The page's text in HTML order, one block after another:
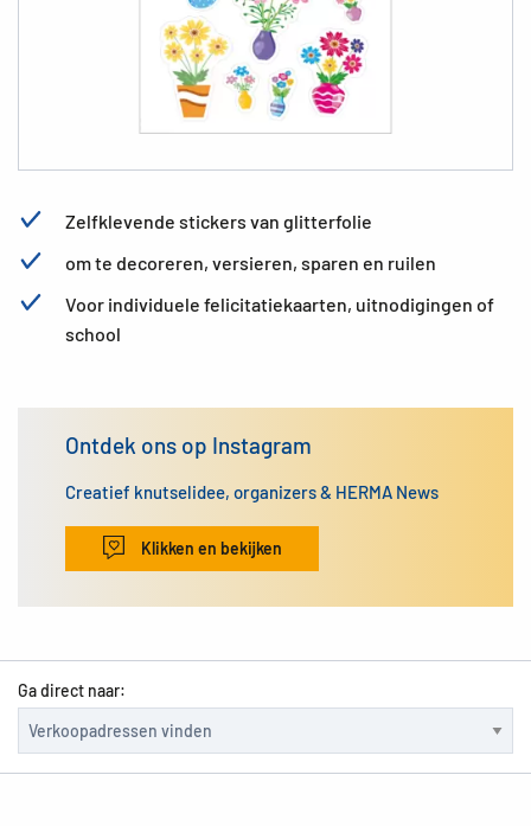
Zelfklevende stickers van glitterfolie
om te decoreren, versieren, sparen en ruilen
Voor individuele felicitatiekaarten, uitnodigingen of
school
Ontdek ons op Instagram
Creatief knutselidee, organizers & HERMA News
Klikken en bekijken
Ga direct naar: